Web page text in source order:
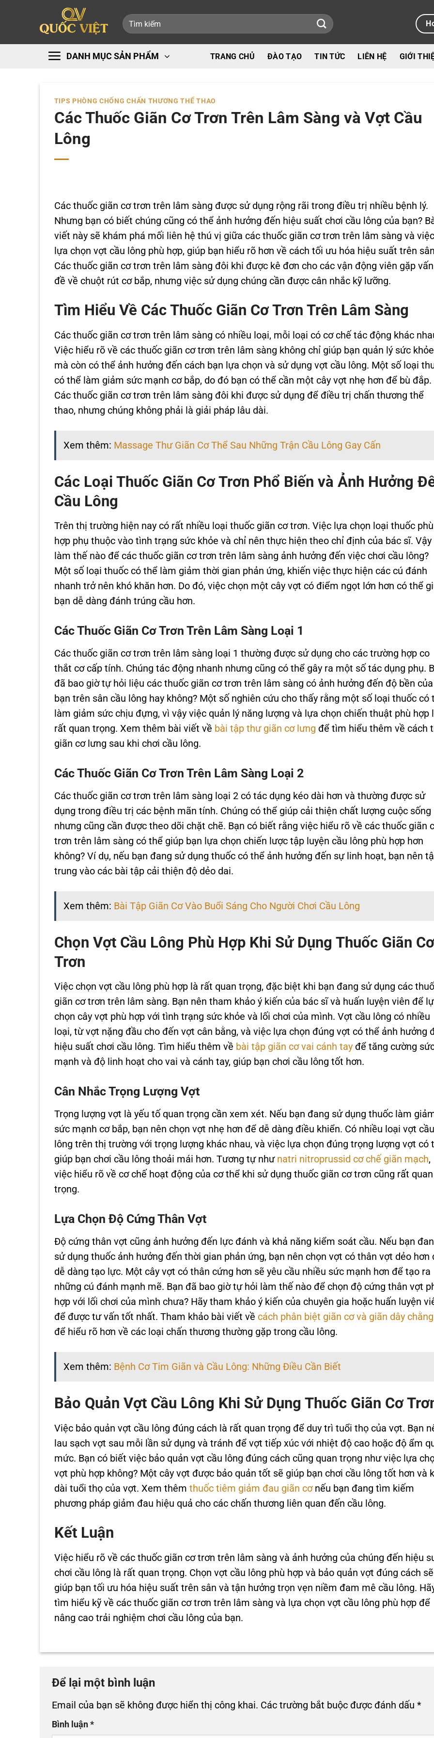
Tìm
kiếm:
DANH MỤC SẢN PHẨM TRANG CHỦ ĐÀO TẠO TIN TỨC LIÊN HỆ GIỚI
TIPS PHÒNG CHỐNG CHẤN THƯƠNG THỂ THAO
Các Thuốc Giãn Cơ Trơn Trên Lâm Sàng và Vợt Cầu
Lông
Các thuốc giãn cơ trơn trên lâm sàng được sử dụng rộng rãi trong điều trị nhiều bệnh lý.
Nhưng bạn có biết chúng cũng có thể ảnh hưởng đến hiệu suất chơi cầu lông của bạn?
viết này sẽ khám phá mối liên hệ thú vị giữa các thuốc giãn cơ trơn trên lâm sàng và việc
lựa chọn vợt cầu lông phù hợp, giúp bạn hiểu rõ hơn về cách tối ưu hóa hiệu suất trên
Các thuốc giãn cơ trơn trên lâm sàng đôi khi được kê đơn cho các vận động viên gặp vấn
đề về chuột rút cơ bắp, nhưng việc sử dụng chúng cần được cân nhắc kỹ lưỡng.
Tìm Hiểu Về Các Thuốc Giãn Cơ Trơn Trên Lâm Sàng
Các thuốc giãn cơ trơn trên lâm sàng có nhiều loại, mỗi loại có cơ chế tác động khác
Việc hiểu rõ về các thuốc giãn cơ trơn trên lâm sàng không chỉ giúp bạn quản lý sức khỏe
mà còn có thể ảnh hưởng đến cách bạn lựa chọn và sử dụng vợt cầu lông. Một số loại
có thể làm giảm sức mạnh cơ bắp, do đó bạn có thể cần một cây vợt nhẹ hơn để bù đắp.
Các thuốc giãn cơ trơn trên lâm sàng đôi khi được sử dụng để điều trị chấn thương thể
thao, nhưng chúng không phải là giải pháp lâu dài.
Xem thêm: Massage Thư Giãn Cơ Thể Sau Những Trận Cầu Lông Gay Cấn
Các Loại Thuốc Giãn Cơ Trơn Phổ Biến và Ảnh Hưởng
Cầu Lông
Trên thị trường hiện nay có rất nhiều loại thuốc giãn cơ trơn. Việc lựa chọn loại thuốc phù
hợp phụ thuộc vào tình trạng sức khỏe và chỉ nên thực hiện theo chỉ định của bác sĩ. Vậy
làm thế nào để các thuốc giãn cơ trơn trên lâm sàng ảnh hưởng đến việc chơi cầu lông?
Một số loại thuốc có thể làm giảm thời gian phản ứng, khiến việc thực hiện các cú đánh
nhanh trở nên khó khăn hơn. Do đó, việc chọn một cây vợt có điểm ngọt lớn hơn có thể
bạn dễ dàng đánh trúng cầu hơn.
Các Thuốc Giãn Cơ Trơn Trên Lâm Sàng Loại 1
Các thuốc giãn cơ trơn trên lâm sàng loại 1 thường được sử dụng cho các trường hợp co
thắt cơ cấp tính. Chúng tác động nhanh nhưng cũng có thể gây ra một số tác dụng phụ.
đã bao giờ tự hỏi liệu các thuốc giãn cơ trơn trên lâm sàng có ảnh hưởng đến độ bền của
bạn trên sân cầu lông hay không? Một số nghiên cứu cho thấy rằng một số loại thuốc có
làm giảm sức chịu đựng, vì vậy việc quản lý năng lượng và lựa chọn chiến thuật phù hợp
rất quan trọng. Xem thêm bài viết về bài tập thư giãn cơ lưng để tìm hiểu thêm về cách
giãn cơ lưng sau khi chơi cầu lông.
Các Thuốc Giãn Cơ Trơn Trên Lâm Sàng Loại 2
Các thuốc giãn cơ trơn trên lâm sàng loại 2 có tác dụng kéo dài hơn và thường được sử
dụng trong điều trị các bệnh mãn tính. Chúng có thể giúp cải thiện chất lượng cuộc sống
nhưng cũng cần được theo dõi chặt chẽ. Bạn có biết rằng việc hiểu rõ về các thuốc giãn
trơn trên lâm sàng có thể giúp bạn lựa chọn chiến lược tập luyện cầu lông phù hợp hơn
không? Ví dụ, nếu bạn đang sử dụng thuốc có thể ảnh hưởng đến sự linh hoạt, bạn nên
trung vào các bài tập cải thiện độ dẻo dai.
Xem thêm: Bài Tập Giãn Cơ Vào Buổi Sáng Cho Người Chơi Cầu Lông
Chọn Vợt Cầu Lông Phù Hợp Khi Sử Dụng Thuốc Giãn Cơ
Trơn
Việc chọn vợt cầu lông phù hợp là rất quan trọng, đặc biệt khi bạn đang sử dụng các
giãn cơ trơn trên lâm sàng. Bạn nên tham khảo ý kiến của bác sĩ và huấn luyện viên để
chọn cây vợt phù hợp với tình trạng sức khỏe và lối chơi của mình. Vợt cầu lông có nhiều
loại, từ vợt nặng đầu cho đến vợt cân bằng, và việc lựa chọn đúng vợt có thể ảnh hưởng
hiệu suất chơi cầu lông. Tìm hiểu thêm về bài tập giãn cơ vai cánh tayđể tăng cường
mạnh và độ linh hoạt cho vai và cánh tay, giúp bạn chơi cầu lông tốt hơn.
Cân Nhắc Trọng Lượng Vợt
Trọng lượng vợt là yếu tố quan trọng cần xem xét. Nếu bạn đang sử dụng thuốc làm
sức mạnh cơ bắp, bạn nên chọn vợt nhẹ hơn để dễ dàng điều khiển. Có nhiều loại vợt cầu
lông trên thị trường với trọng lượng khác nhau, và việc lựa chọn đúng trọng lượng vợt có
giúp bạn chơi cầu lông thoải mái hơn. Tương tự như natri nitroprussid cơ chế giãn mạch,
việc hiểu rõ về cơ chế hoạt động của cơ thể khi sử dụng thuốc giãn cơ trơn cũng rất quan
trọng.
Lựa Chọn Độ Cứng Thân Vợt
Độ cứng thân vợt cũng ảnh hưởng đến lực đánh và khả năng kiểm soát cầu. Nếu bạn
sử dụng thuốc ảnh hưởng đến thời gian phản ứng, bạn nên chọn vợt có thân vợt dẻo hơn
dễ dàng tạo lực. Một cây vợt có thân cứng hơn sẽ yêu cầu nhiều sức mạnh hơn để tạo ra
những cú đánh mạnh mẽ. Bạn đã bao giờ tự hỏi làm thế nào để chọn độ cứng thân vợt
hợp với lối chơi của mình chưa? Hãy tham khảo ý kiến của chuyên gia hoặc huấn luyện
để được tư vấn tốt nhất. Tham khảo bài viết về cách phân biệt giãn cơ và giãn dây chằng
để hiểu rõ hơn về các loại chấn thương thường gặp trong cầu lông.
Xem thêm: Bệnh Cơ Tim Giãn và Cầu Lông: Những Điều Cần Biết
Bảo Quản Vợt Cầu Lông Khi Sử Dụng Thuốc Giãn Cơ
Việc bảo quản vợt cầu lông đúng cách là rất quan trọng để duy trì tuổi thọ của vợt. Bạn
lau sạch vợt sau mỗi lần sử dụng và tránh để vợt tiếp xúc với nhiệt độ cao hoặc độ ẩm
mức. Bạn có biết việc bảo quản vợt cầu lông đúng cách cũng quan trọng như việc lựa
vợt phù hợp không? Một cây vợt được bảo quản tốt sẽ giúp bạn chơi cầu lông tốt hơn và
dài tuổi thọ của vợt. Xem thêm thuốc tiêm giảm đau giãn cơnếu bạn đang tìm kiếm
phương pháp giảm đau hiệu quả cho các chấn thương liên quan đến cầu lông.
Kết Luận
Việc hiểu rõ về các thuốc giãn cơ trơn trên lâm sàng và ảnh hưởng của chúng đến hiệu
chơi cầu lông là rất quan trọng. Chọn vợt cầu lông phù hợp và bảo quản vợt đúng cách sẽ
giúp bạn tối ưu hóa hiệu suất trên sân và tận hưởng trọn vẹn niềm đam mê cầu lông.
tìm hiểu kỹ về các thuốc giãn cơ trơn trên lâm sàng và lựa chọn vợt cầu lông phù hợp để
nâng cao trải nghiệm chơi cầu lông của bạn.
Để lại một bình luận
Email của bạn sẽ không được hiển thị công khai. Các trường bắt buộc được đánh dấu *
Bình luận *